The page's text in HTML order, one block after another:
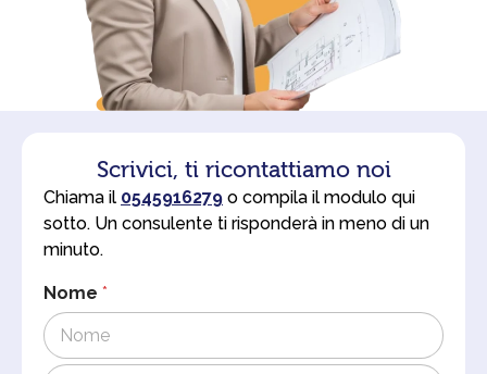
Scrivici, ti ricontattiamo noi
Chiama il 0545916279 o compila il modulo qui
sotto. Un consulente ti risponderà in meno di un
minuto.
Nome *